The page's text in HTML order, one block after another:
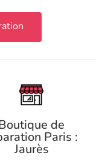
de
Paris :
Jaurès